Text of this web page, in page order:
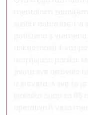
mentalnim
suštini dobro ide. I
potišteno s
anksioznosti ili vas
iscrpljujuća panika.
života sve delovalo
iz kreveta. A sve to
biološko čudo sa 86
operativnih veza